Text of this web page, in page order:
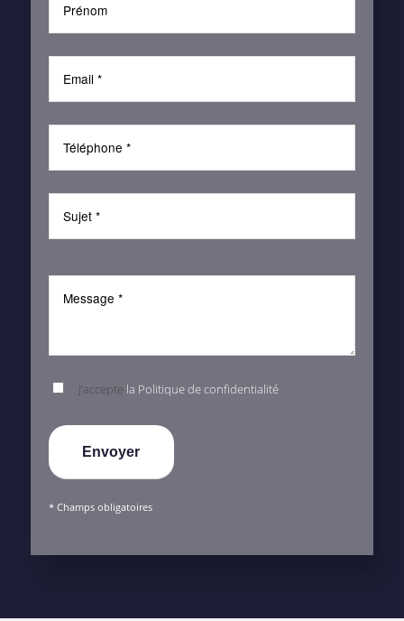
J’accepte la Politique de confidentialité
* Champs obligatoires